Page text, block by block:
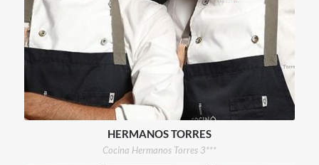
HERMANOS TORRES
Cocina Hermanos Torres 3***